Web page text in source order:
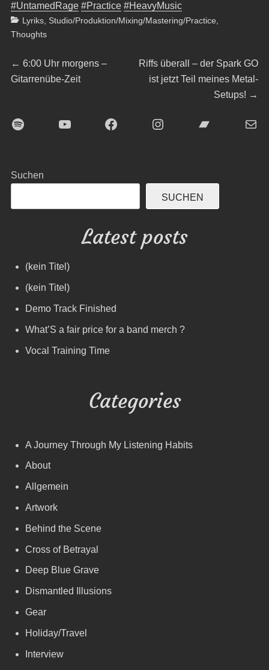
#UntamedRage #Practice #HeavyMusic
Categories
Lyriks, Studio/Produktion/Mixing/Mastering/Practice,
Thoughts
Beitragsnavigation
← Previous
post:
6:00 Uhr morgens –
Gitarrenübe-Zeit
Next
post:
Riffs überall – der Spark GO
ist jetzt Teil meines Metal-
Setups! →
Spotify YouTubeFacebookInstagramBandcampE-Mail
Suchen
SUCHEN
Latest posts
(kein Titel)
(kein Titel)
Demo Track Finished
What’S a fair price for a band merch ?
Vocal Training Time
Categories
A Journey Through My Listening Habits
About
Allgemein
Artwork
Behind the Scene
Cross of Betrayal
Deep Blue Grave
Dismantled Illusions
Gear
Holiday/Travel
Interview